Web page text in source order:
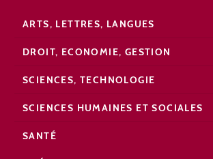
ARTS, LETTRES, LANGUES
DROIT, ECONOMIE, GESTION
SCIENCES, TECHNOLOGIE
SCIENCES HUMAINES ET SOCIALES
SANTÉ